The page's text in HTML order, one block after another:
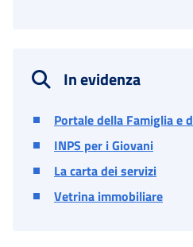
In evidenza
Portale della Famiglia e
INPS per i Giovani
La carta dei servizi
Vetrina immobiliare